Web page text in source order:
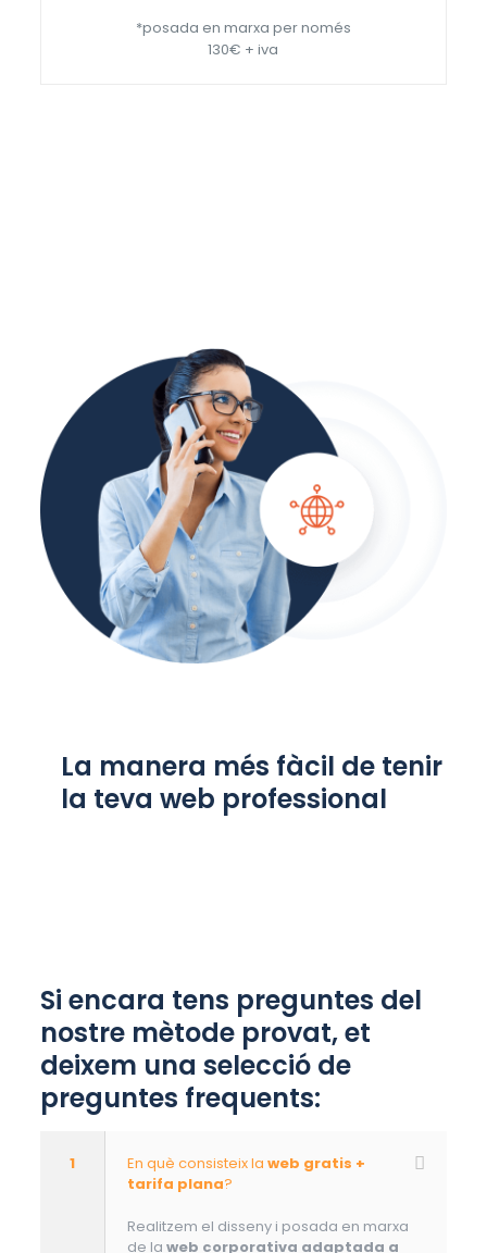
*posada en marxa per només
130€ + iva
La manera més fàcil de tenir
la teva web professional
Si encara tens preguntes del
nostre mètode provat, et
deixem una selecció de
preguntes frequents:
1 En què consisteix la web gratis +
tarifa plana?
Realitzem el disseny i posada en marxa
de la web corporativa adaptada a